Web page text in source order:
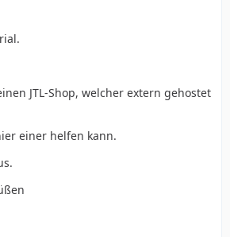
JTL-Shop, welcher extern gehostet
einer helfen kann.